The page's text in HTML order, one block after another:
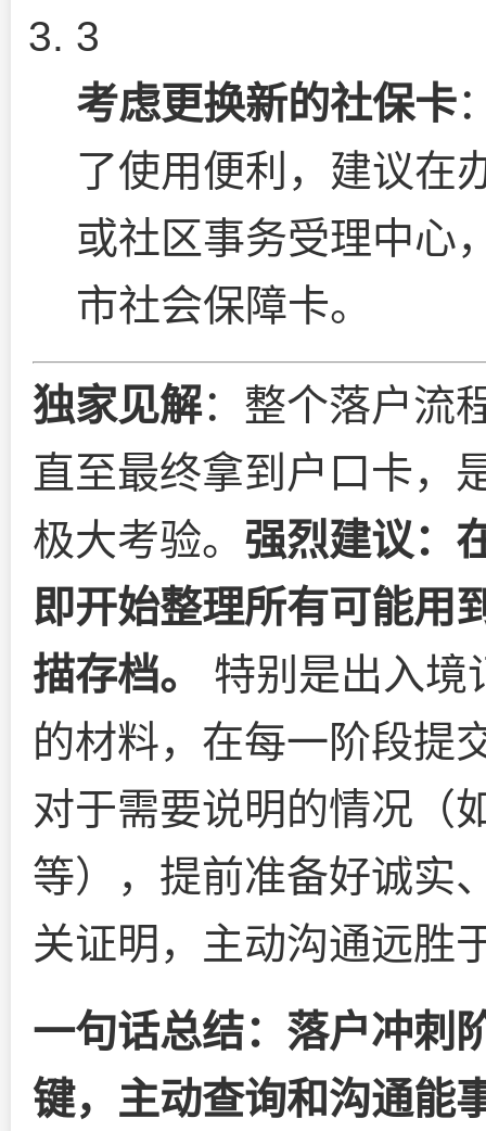
3
考虑更换新的社保卡
了使用便利，建议在
或社区事务受理中心
市社会保障卡。
独家见解：整个落户流
直至最终拿到户口卡，
极大考验。 强烈建议：
即开始整理所有可能用
描存档。
特别是出入境
的材料，在每一阶段提
对于需要说明的情况（
等），提前准备好诚实
关证明，主动沟通远胜
一句话总结：落户冲刺
键，主动查询和沟通能